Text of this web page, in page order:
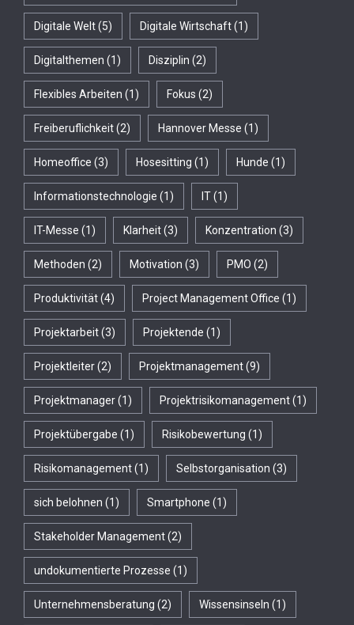
Digitale Welt(5) Digitale Wirtschaft(1)
Digitalthemen (1) Disziplin (2)
Flexibles Arbeiten (1) Fokus (2)
Freiberuflichkeit(2) Hannover Messe (1)
Homeoffice (3) Hosesitting (1) Hunde (1)
Informationstechnologie (1) IT(1)
IT-Messe (1) Klarheit(3) Konzentration (3)
Methoden (2) Motivation (3) PMO (2)
Produktivität(4) Project Management Office (1)
Projektarbeit(3) Projektende (1)
Projektleiter(2) Projektmanagement(9)
Projektmanager(1) Projektrisikomanagement(1)
Projektübergabe (1) Risikobewertung (1)
Risikomanagement(1) Selbstorganisation (3)
sich belohnen (1) Smartphone (1)
Stakeholder Management(2)
undokumentierte Prozesse (1)
Unternehmensberatung (2) Wissensinseln (1)